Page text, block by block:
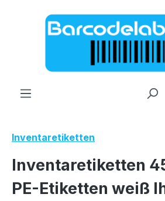
Zum Hauptinhalt springen
Inventaretiketten
Inventaretiketten
PE-Etiketten weiß